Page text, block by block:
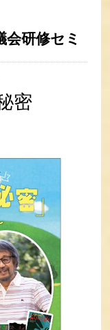
会研修セミ
密